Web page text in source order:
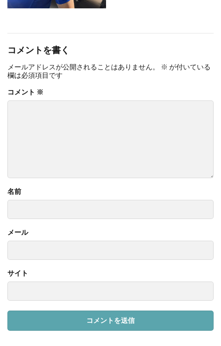
コメントを書く
メールアドレスが公開されることはありません。 ※ が付いている
欄は必須項目です
コメント ※
名前
メール
サイト